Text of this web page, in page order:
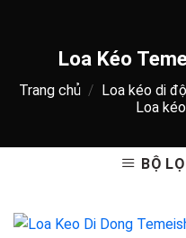
Loa Kéo
Trang chủ / Loa kéo di
Loa
BỘ